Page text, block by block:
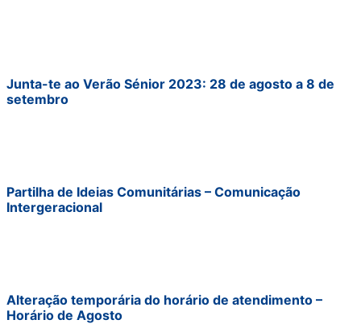
Junta-te ao Verão Sénior 2023: 28 de agosto a 8 de
setembro
Partilha de Ideias Comunitárias – Comunicação
Intergeracional
Alteração temporária do horário de atendimento –
Horário de Agosto